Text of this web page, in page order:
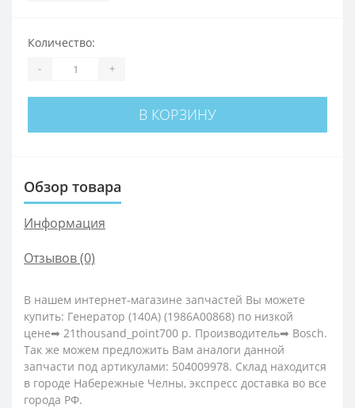
Количество:
- +
В КОРЗИНУ
Обзор товара
Информация
Отзывов (0)
В нашем интернет-магазине запчастей Вы можете
купить: Генератор (140А) (1986A00868) по низкой
цене➡ 21thousand_point700 р. Производитель➡ Bosch.
Так же можем предложить Вам аналоги данной
запчасти под артикулами: 504009978. Склад находится
в городе Набережные Челны, экспресс доставка во все
города РФ.